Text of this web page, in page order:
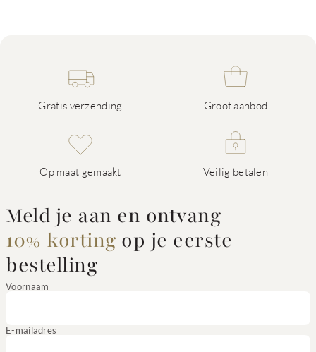
Gratis verzending Groot aanbod
Op maat gemaakt Veilig betalen
Meld je aan en ontvang
10% korting op je eerste
bestelling
Voornaam
E-mailadres